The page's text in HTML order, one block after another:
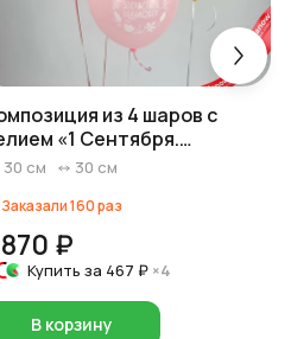
из 4 шаров с
«1 Сентября.
школа», 30 см,
30 см 30 см
Заказали160раз
870 ₽
Купить за 467 ₽ ×4
В корзину